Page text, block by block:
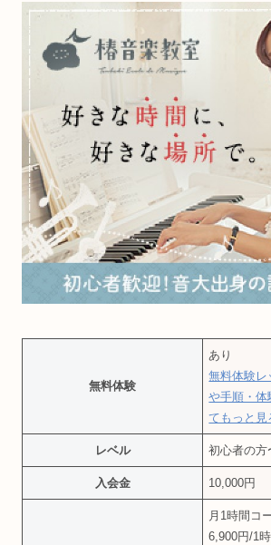
無料体験
あり
無料体験レ
や手順・体
てもっと見
レベル 初心者の方
入会金 10,000円
月1時間コ
6,900円/1